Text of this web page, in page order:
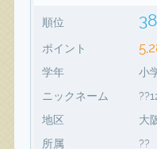
順位 38
ポイント
学年
小
ニックネーム
地区
大
所属
??